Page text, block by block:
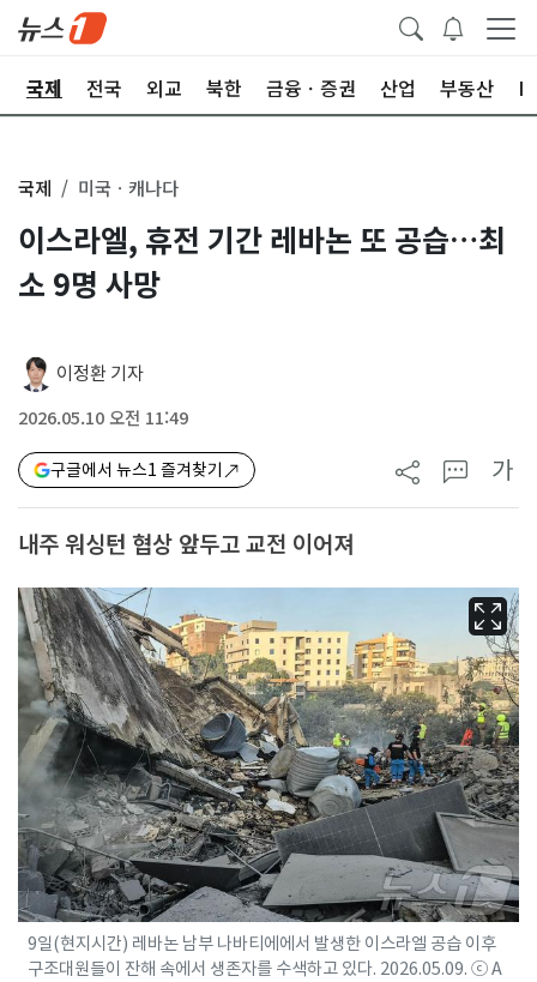
국제 전국 외교 북한 금융ㆍ증권 산업 부동산
국제 미국ㆍ캐나다
이스라엘, 휴전 기간 레바논 또 공습…최
소 9명 사망
이정환 기자
2026.05.10 오전 11:49
구글에서 뉴스1 즐겨찾기 가
내주 워싱턴 협상 앞두고 교전 이어져
9일(현지시간) 레바논 남부 나바티에에서 발생한 이스라엘 공습 이후
구조대원들이 잔해 속에서 생존자를 수색하고 있다. 2026.05.09. ⓒ A